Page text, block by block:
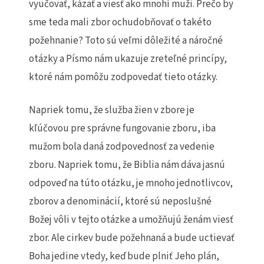
vyučovať, kázať a viesť ako mnohí muži. Prečo by
sme teda mali zbor ochudobňovať o takéto
požehnanie? Toto sú veľmi dôležité a náročné
otázky a Písmo nám ukazuje zreteľné princípy,
ktoré nám pomôžu zodpovedať tieto otázky.
Napriek tomu, že služba žien v zbore je
kľúčovou pre správne fungovanie zboru, iba
mužom bola daná zodpovednosť za vedenie
zboru. Napriek tomu, že Biblia nám dáva jasnú
odpoveď na túto otázku, je mnoho jednotlivcov,
zborov a denominácií, ktoré sú neposlušné
Božej vôli v tejto otázke a umožňujú ženám viesť
zbor. Ale cirkev bude požehnaná a bude uctievať
Boha jedine vtedy, keď bude plniť Jeho plán,